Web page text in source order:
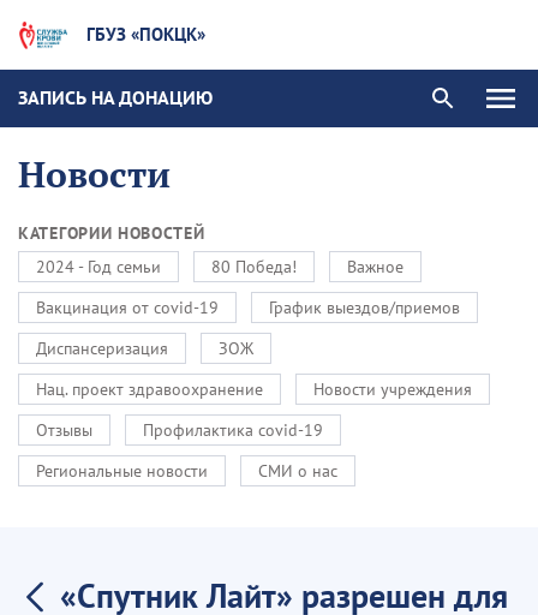
ГБУЗ «ПОКЦК»
ЗАПИСЬ НА ДОНАЦИЮ
Новости
КАТЕГОРИИ НОВОСТЕЙ
2024 - Год семьи
80 Победа!
Важное
Вакцинация от covid-19
График выездов/приемов
Диспансеризация
ЗОЖ
Нац. проект здравоохранение
Новости учреждения
Отзывы
Профилактика covid-19
Региональные новости
СМИ о нас
«Спутник Лайт» разрешен для